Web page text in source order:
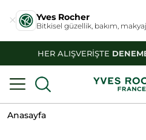
Yves Rocher
Bitkisel güzellik, bakım, makyaj
HER ALIŞVERİŞTE
Anasayfa